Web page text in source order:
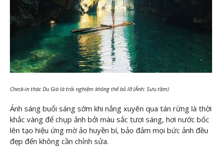
Check-in thác Du Già là trải nghiệm không thể bỏ lỡ (Ảnh: Sưu tầm)
Ánh sáng buổi sáng sớm khi nắng xuyên qua tán rừng là thời
khắc vàng để chụp ảnh bởi màu sắc tươi sáng, hơi nước bốc
lên tạo hiệu ứng mờ ảo huyền bí, bảo đảm mọi bức ảnh đều
đẹp đến không cần chỉnh sửa.